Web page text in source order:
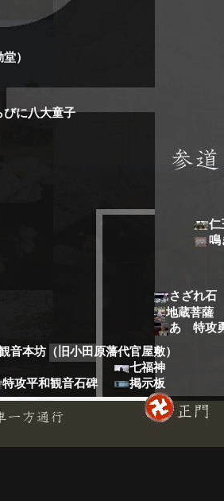
）
びに八大童子
地蔵菩薩
あゝ特攻
七福神
音本坊（旧小田原藩代官屋敷）
仁
鳴
掲示板
さざれ石
特攻平和観音石碑